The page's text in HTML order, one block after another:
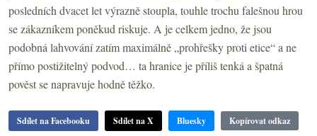
posledních dvacet let výrazně stoupla, touhle trochu falešnou hrou
se zákazníkem poněkud riskuje. A je celkem jedno, že jsou
podobná lahvování zatím maximálně „prohřešky proti etice“ a ne
přímo postižitelný podvod… ta hranice je příliš tenká a špatná
pověst se napravuje hodně těžko.
Sdílet na Facebooku Sdílet na X Bluesky Kopírovat odkaz